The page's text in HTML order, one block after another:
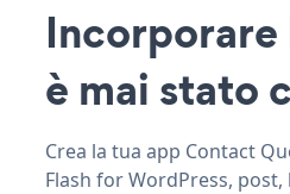
Incorporare
è mai stato
Crea la tua app Contact
Flash for WordPress,